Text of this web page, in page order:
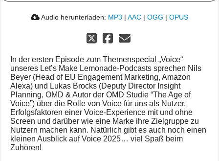
Audio herunterladen: MP3 | AAC | OGG | OPUS
In der ersten Episode zum Themenspecial „Voice“
unseres Let’s Make Lemonade-Podcasts sprechen Nils
Beyer (Head of EU Engagement Marketing, Amazon
Alexa) und Lukas Brocks (Deputy Director Insight
Planning, OMD & Autor der OMD Studie “The Age of
Voice”) über die Rolle von Voice für uns als Nutzer,
Erfolgsfaktoren einer Voice-Experience mit und ohne
Screen und darüber wie eine Marke ihre Zielgruppe zu
Nutzern machen kann. Natürlich gibt es auch noch einen
kleinen Ausblick auf Voice 2025… viel Spaß beim
Zuhören!